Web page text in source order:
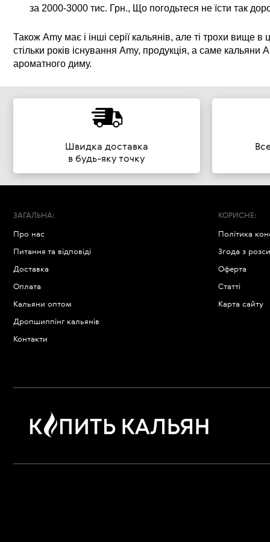
за 2000-3000 тис. Грн., Що погодьтеся не їсти так
Також Amy має і інші серії кальянів, але ті трохи вище
стільки років існування Amy, продукція, а саме
ароматного диму.
Швидка доставка
в будь-яку точку
ЗАГАЛЬНА:
Про нас
Питання та відповіді
Доставка
Оплата
Кальяни оптом
Дропшиппінг кальянів
Контакти
КОРИСНЕ:
Політика
Згода з
Оферта
Статті
Карта сайту